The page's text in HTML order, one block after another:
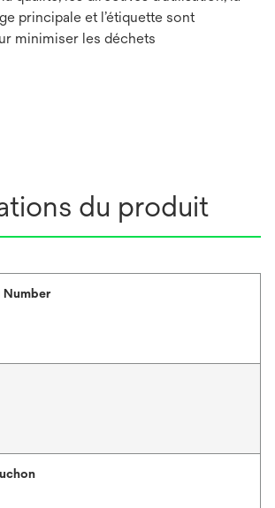
principale et l’étiquette sont
minimiser les déchets
du produit
Number